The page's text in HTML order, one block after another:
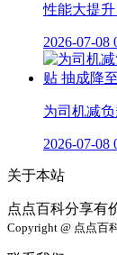
性能大提升
2026-07-08
为司机减
2026-07-08
关于本站
点点百科分享有
Copyright @ 点点百